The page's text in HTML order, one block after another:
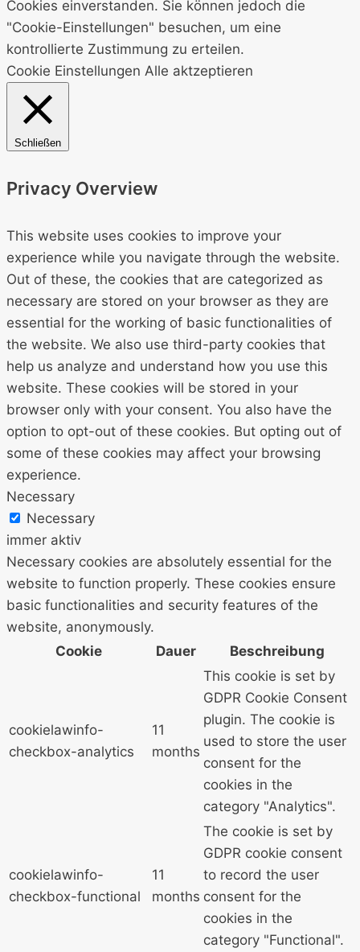
Cookies einverstanden. Sie können jedoch die
"Cookie-Einstellungen" besuchen, um eine
kontrollierte Zustimmung zu erteilen.
Cookie Einstellungen Alle aktzeptieren
Schließen
Privacy Overview
This website uses cookies to improve your
experience while you navigate through the website.
Out of these, the cookies that are categorized as
necessary are stored on your browser as they are
essential for the working of basic functionalities of
the website. We also use third-party cookies that
help us analyze and understand how you use this
website. These cookies will be stored in your
browser only with your consent. You also have the
option to opt-out of these cookies. But opting out of
some of these cookies may affect your browsing
experience.
Necessary
Necessary
immer aktiv
Necessary cookies are absolutely essential for the
website to function properly. These cookies ensure
basic functionalities and security features of the
website, anonymously.
Cookie
Dauer Beschreibung
cookielawinfo-
checkbox-analytics
11
months
This cookie is set by
GDPR Cookie Consent
plugin. The cookie is
used to store the user
consent for the
cookies in the
category "Analytics".
cookielawinfo-
checkbox-functional
11
months
The cookie is set by
GDPR cookie consent
to record the user
consent for the
cookies in the
category "Functional".